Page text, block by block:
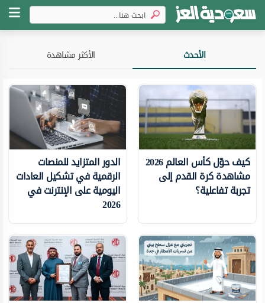
الأحدث الأكثر مشاهدة
كيف حوّل كأس العالم 2026
مشاهدة كرة القدم إلى
تجربة تفاعلية؟
الدور المتزايد للمنصات
الرقمية في تشكيل العادات
اليومية على الإنترنت في
2026